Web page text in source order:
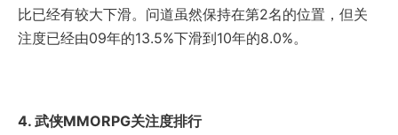
比已经有较大下滑。问道虽然保持在第2名的位置，但关
注度已经由09年的13.5%下滑到10年的8.0%。
4. 武侠MMORPG关注度排行